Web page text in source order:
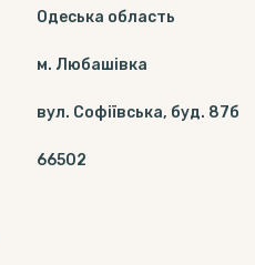
Одеська область
м. Любашівка
вул. Софіївська, буд. 87б
66502